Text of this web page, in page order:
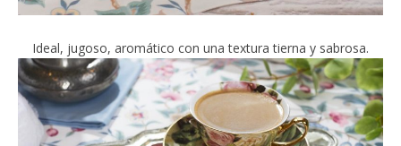
Ideal, jugoso, aromático con una textura tierna y sabrosa.